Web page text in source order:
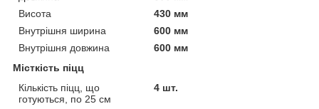
Висота
430 мм
Внутрішня ширина
600 мм
Внутрішня довжина
600 мм
Місткість піцц
Кількість піцц, що
готуються, по 25 см
4 шт.